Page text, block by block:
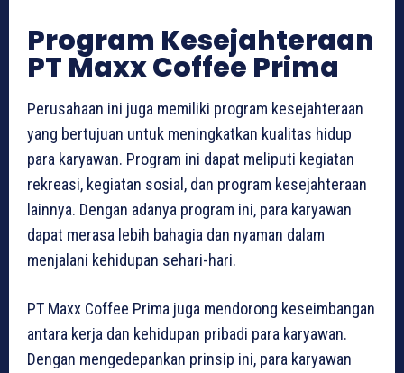
Program Kesejahteraan
PT Maxx Coffee Prima
Perusahaan ini juga memiliki program kesejahteraan
yang bertujuan untuk meningkatkan kualitas hidup
para karyawan. Program ini dapat meliputi kegiatan
rekreasi, kegiatan sosial, dan program kesejahteraan
lainnya. Dengan adanya program ini, para karyawan
dapat merasa lebih bahagia dan nyaman dalam
menjalani kehidupan sehari-hari.
PT Maxx Coffee Prima juga mendorong keseimbangan
antara kerja dan kehidupan pribadi para karyawan.
Dengan mengedepankan prinsip ini, para karyawan